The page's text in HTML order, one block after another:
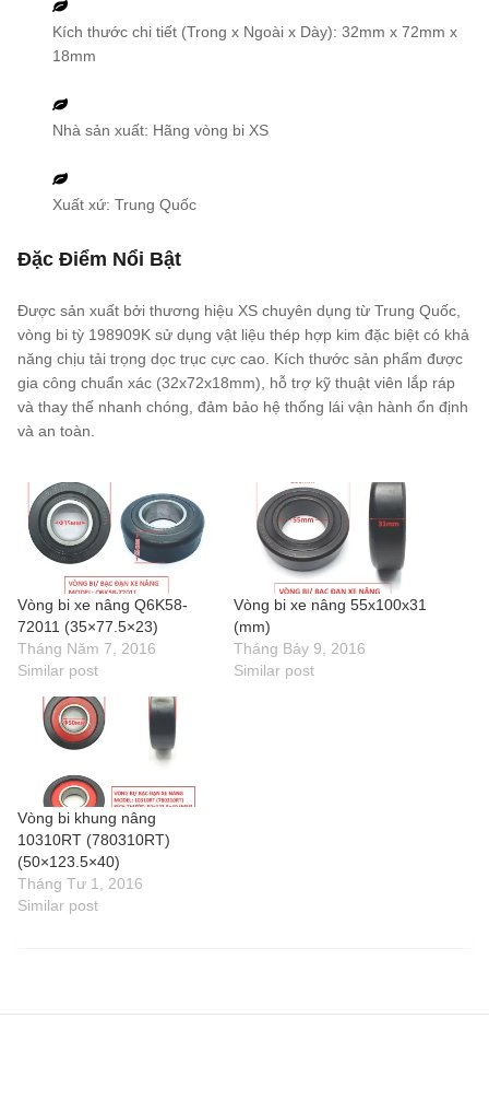
Kích thước chi tiết (Trong x Ngoài x Dày): 32mm x 72mm x
18mm
Nhà sản xuất: Hãng vòng bi XS
Xuất xứ: Trung Quốc
Đặc Điểm Nổi Bật
Được sản xuất bởi thương hiệu XS chuyên dụng từ Trung Quốc,
vòng bi tỳ 198909K sử dụng vật liệu thép hợp kim đặc biệt có khả
năng chịu tải trọng dọc trục cực cao. Kích thước sản phẩm được
gia công chuẩn xác (32x72x18mm), hỗ trợ kỹ thuật viên lắp ráp
và thay thế nhanh chóng, đảm bảo hệ thống lái vận hành ổn định
và an toàn.
Vòng bi xe nâng Q6K58-
72011 (35×77.5×23)
Tháng Năm 7, 2016
Similar post
Vòng bi xe nâng 55x100x31
(mm)
Tháng Bảy 9, 2016
Similar post
Vòng bi khung nâng
10310RT (780310RT)
(50×123.5×40)
Tháng Tư 1, 2016
Similar post